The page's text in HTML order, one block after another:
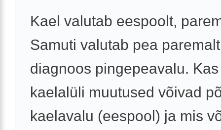
Kael valutab eespoolt,
Samuti valutab pea
diagnoos pingepeavalu.
kaelalüli muutused võivad
kaelavalu (eespool) ja mis